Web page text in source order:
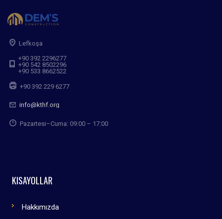
Lefkoşa
+90 392 2296277
+90 542 8502296
+90 533 8662522
+90 392 229 6277
info@kthf.org
Pazartesi–Cuma: 09:00 – 17:00
KISAYOLLAR
Hakkımızda